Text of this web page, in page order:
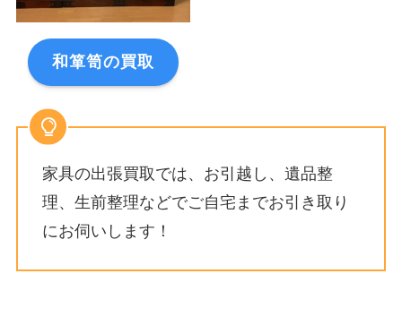
和箪笥の買取
家具の出張買取では、お引越し、遺品整
理、生前整理などでご自宅までお引き取り
にお伺いします！